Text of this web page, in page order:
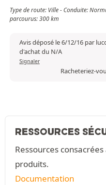
Type de route: Ville - Conduite:
parcourus: 300 km
Avis déposé le 6/12/16 par
d'achat du N/A
Signaler
Racheteriez-
RESSOURCES
Ressources
produits.
Documentation